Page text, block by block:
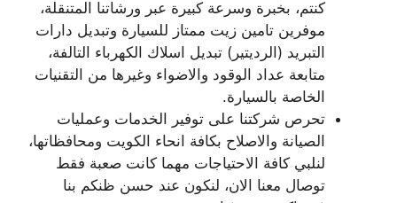
كنتم، بخبرة وسرعة كبيرة عبر ورشاتنا المتنقلة،
موفرين تامين زيت ممتاز للسيارة وتبديل دارات
التبريد (الرديتير) تبديل اسلاك الكهرباء التالفة،
متابعة عداد الوقود والاضواء وغيرها من التقنيات
الخاصة بالسيارة.
تحرص شركتنا على توفير الخدمات وعمليات
الصيانة والاصلاح بكافة انحاء الكويت ومحافظاتها،
لنلبي كافة الاحتياجات مهما كانت صعبة فقط
توصال معنا الان، لنكون عند حسن ظنكم بنا